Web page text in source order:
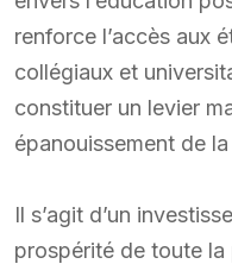
renforce l’accès aux
collégiaux et
constituer un levier
épanouissement de
Il s’agit d’un
prospérité de toute